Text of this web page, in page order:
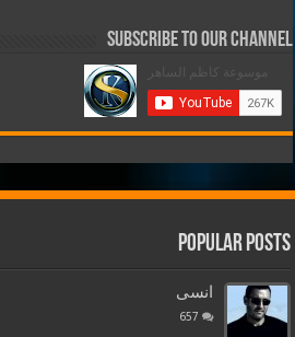
Subscribe to our Channel
Popular Posts
انسى
657